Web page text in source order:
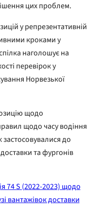
цих проблем.
у репрезентативній
кроками у
наголошує на
перевірок у
Норвезької
щодо
щодо часу водіння
до
та фургонів
74 S (2022-2023) щодо
вантажівок доставки